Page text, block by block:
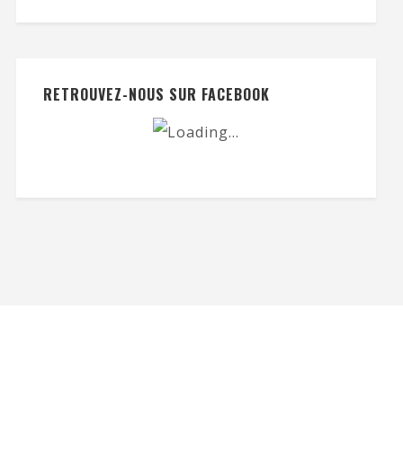
RETROUVEZ-NOUS SUR FACEBOOK